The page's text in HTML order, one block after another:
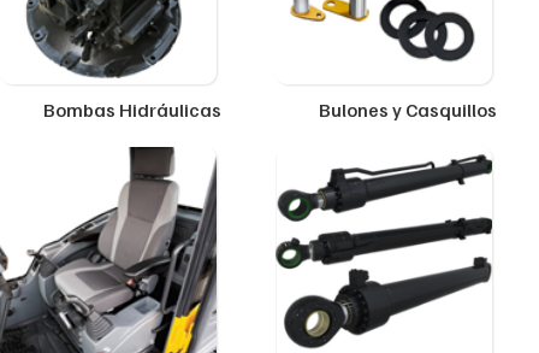
Bombas Hidráulicas Bulones y Casquillos